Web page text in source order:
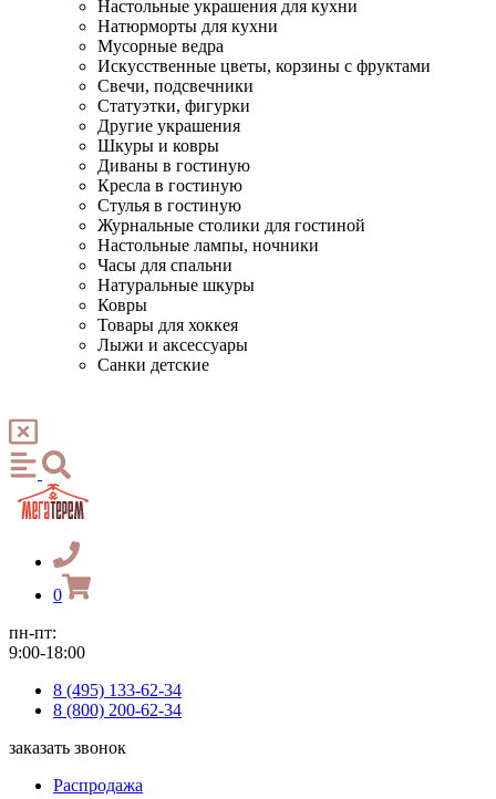
Настольные украшения для кухни
Натюрморты для кухни
Мусорные ведра
Искусственные цветы, корзины с фруктами
Свечи, подсвечники
Статуэтки, фигурки
Другие украшения
Шкуры и ковры
Диваны в гостиную
Кресла в гостиную
Стулья в гостиную
Журнальные столики для гостиной
Настольные лампы, ночники
Часы для спальни
Натуральные шкуры
Ковры
Товары для хоккея
Лыжи и аксессуары
Санки детские
0
пн-пт:
9:00-18:00
8 (495) 133-62-34
8 (800) 200-62-34
заказать звонок
Распродажа